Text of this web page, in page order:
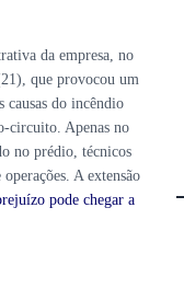
da empresa, no
que provocou um
causas do incêndio
circuito. Apenas no
no prédio, técnicos
A extensão
pode chegar a